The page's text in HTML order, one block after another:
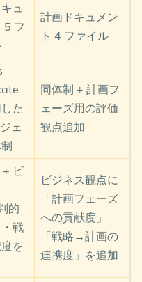
ュ
5 フ
計画ドキュメン
ト 4 ファイル
た
ェ
同体制 + 計画フ
ェーズ用の評価
観点追加
+ ビ
的
戦
を
ビジネス観点に
「計画フェーズ
への貢献度」
「戦略→計画の
連携度」を追加